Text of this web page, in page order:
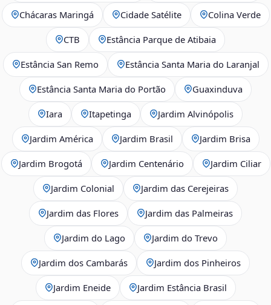
Chácaras Maringá Cidade Satélite Colina Verde
CTB Estância Parque de Atibaia
Estância San Remo Estância Santa Maria do Laranjal
Estância Santa Maria do Portão Guaxinduva
Iara Itapetinga Jardim Alvinópolis
Jardim América Jardim Brasil Jardim Brisa
Jardim Brogotá Jardim Centenário Jardim Ciliar
Jardim Colonial Jardim das Cerejeiras
Jardim das Flores Jardim das Palmeiras
Jardim do Lago Jardim do Trevo
Jardim dos Cambarás Jardim dos Pinheiros
Jardim Eneide Jardim Estância Brasil